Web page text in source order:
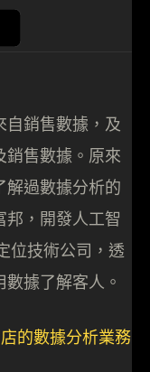
自銷售數據，及
銷售數據。原來
解過數據分析的
邦，開發人工智
位技術公司，透
據了解客人。